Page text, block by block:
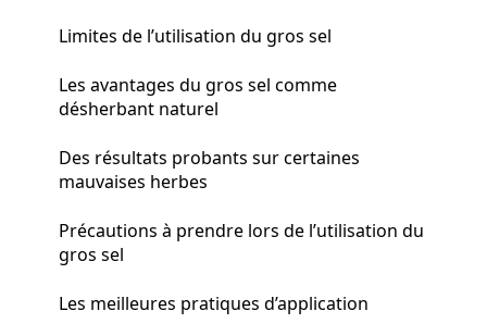
Limites de l’utilisation du gros sel
Les avantages du gros sel comme
désherbant naturel
Des résultats probants sur certaines
mauvaises herbes
Précautions à prendre lors de l’utilisation du
gros sel
Les meilleures pratiques d’application